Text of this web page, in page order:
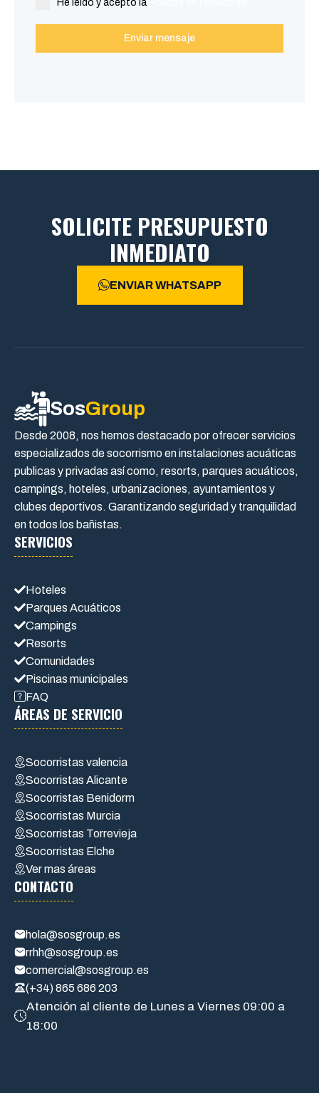
He leído y acepto la
Enviar mensaje
SOLICITE PRESUPUESTO
INMEDIATO
ENVIAR WHATSAPP
SosGroup
Desde 2008, nos hemos destacado por ofrecer servicios
especializados de socorrismo en instalaciones acuáticas
publicas y privadas así como, resorts, parques acuáticos,
campings, hoteles, urbanizaciones, ayuntamientos y
clubes deportivos. Garantizando seguridad y tranquilidad
en todos los bañistas.
SERVICIOS
Hoteles
Parques Acuáticos
Campings
Resorts
Comunidades
Piscinas municipales
FAQ
ÁREAS DE SERVICIO
Socorristas valencia
Socorristas Alicante
Socorristas Benidorm
Socorristas Murcia
Socorristas Torrevieja
Socorristas Elche
Ver mas áreas
CONTACTO
hola@sosgroup.es
rrhh@sosgroup.es
comercial@sosgroup.es
(+34) 865 686 203
Atención al cliente de Lunes a Viernes 09:00 a
18:00